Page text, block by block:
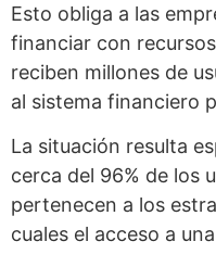
Esto obliga a las
financiar con
reciben millones de
al sistema financiero
La situación resulta
cerca del 96% de los
pertenecen a los
cuales el acceso a